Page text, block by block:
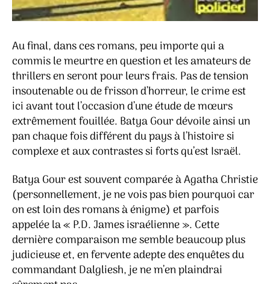
Au final, dans ces romans, peu importe qui a
commis le meurtre en question et les amateurs de
thrillers en seront pour leurs frais. Pas de tension
insoutenable ou de frisson d’horreur, le crime est
ici avant tout l’occasion d’une étude de mœurs
extrêmement fouillée. Batya Gour dévoile ainsi un
pan chaque fois différent du pays à l’histoire si
complexe et aux contrastes si forts qu’est Israël.
Batya Gour est souvent comparée à Agatha Christie
(personnellement, je ne vois pas bien pourquoi car
on est loin des romans à énigme) et parfois
appelée la « P.D. James israélienne ». Cette
dernière comparaison me semble beaucoup plus
judicieuse et, en fervente adepte des enquêtes du
commandant Dalgliesh, je ne m’en plaindrai